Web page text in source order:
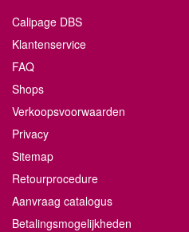
Calipage DBS
Klantenservice
FAQ
Shops
Verkoopsvoorwaarden
Privacy
Sitemap
Retourprocedure
Aanvraag catalogus
Betalingsmogelijkheden